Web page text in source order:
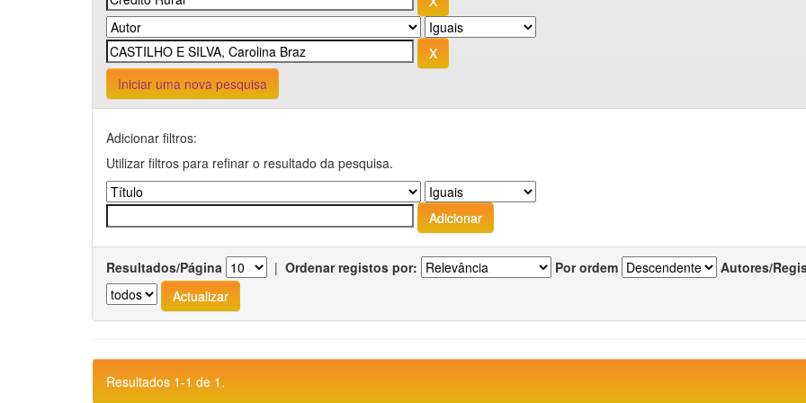
Iniciar uma nova pesquisa
Adicionar filtros:
Utilizar filtros para refinar o resultado da pesquisa.
Resultados/Página | Ordenar registos por: Por ordem Autores/
Resultados 1-1 de 1.